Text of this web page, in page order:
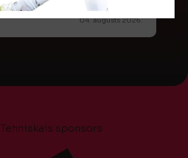
04. augusts 2026.
Tehniskais sponsors